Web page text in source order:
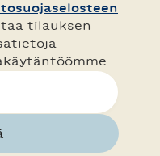
tilauksen